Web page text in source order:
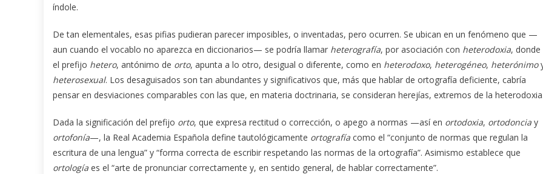
índole.
De tan elementales, esas pifias pudieran parecer imposibles, o inventadas, pero ocurren. Se ubican en un fenómeno que —
aun cuando el vocablo no aparezca en diccionarios— se podría llamar heterografía, por asociación con heterodoxia, donde
el prefijo hetero, antónimo de orto, apunta a lo otro, desigual o diferente, como en heterodoxo, heterogéneo, heterónimo
heterosexual. Los desaguisados son tan abundantes y significativos que, más que hablar de ortografía deficiente, cabría
pensar en desviaciones comparables con las que, en materia doctrinaria, se consideran herejías, extremos de la
Dada la significación del prefijo orto, que expresa rectitud o corrección, o apego a normas —así en ortodoxia, ortodoncia y
ortofonía—, la Real Academia Española define tautológicamente ortografía como el “conjunto de normas que regulan la
escritura de una lengua” y “forma correcta de escribir respetando las normas de la ortografía”. Asimismo establece que
ortología es el “arte de pronunciar correctamente y, en sentido general, de hablar correctamente”.